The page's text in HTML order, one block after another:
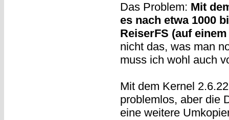
Das Problem: Mit
es nach etwa 1000
ReiserFS (auf
nicht das, was man
muss ich wohl auch
Mit dem Kernel
problemlos, aber die
eine weitere